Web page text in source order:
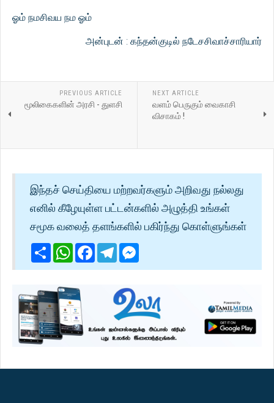
ஓம் நமசிவய நம ஓம்
அன்புடன் : கந்தன்குடில் நடேசசிவாச்சாரியார்
PREVIOUS ARTICLE
மூலிகைகளின் அரசி - துளசி
NEXT ARTICLE
வளம் பெருகும் வைகாசி
விசாகம் !
இந்தச் செய்தியை மற்றவர்களும் அறிவது நல்லது
எனில் கீழேயுள்ள பட்டன்களில் அழுத்தி உங்கள்
சமூக வலைத் தளங்களில் பகிர்ந்து கொள்ளுங்கள்
ShareWhatsApp
Facebook
Telegram